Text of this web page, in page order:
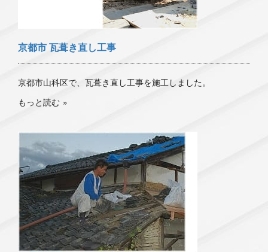
京都市 瓦葺き直し工事
京都市山科区で、瓦葺き直し工事を施工しました。
もっと読む